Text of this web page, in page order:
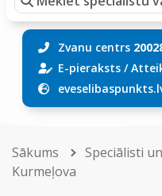
Zvanu centrs
E-pieraksts/
Sākums Speciālisti
Kurmeļova